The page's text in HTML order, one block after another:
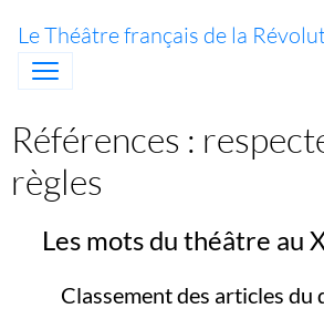
Le Théâtre français de la
Références :
règles
Les mots du théâtre au
Classement des articles du